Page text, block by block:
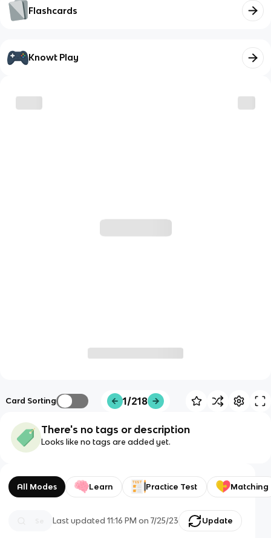
Flashcards
Knowt Play
Card Sorting 1/218
There's no tags or description
Looks like no tags are added yet.
All Modes Learn Practice Test Matching
Last updated11:16 PM on 7/25/23 Update